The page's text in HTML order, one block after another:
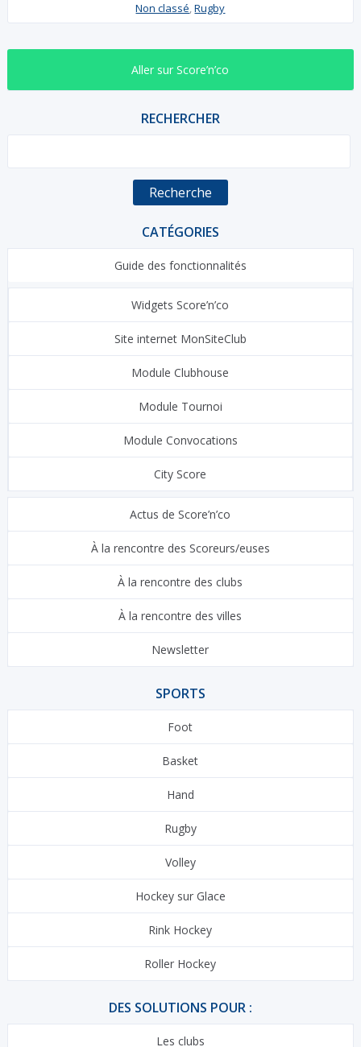
Non classé,Rugby
Aller sur Score’n’co
RECHERCHER
Recherche
CATÉGORIES
Guide des fonctionnalités
Widgets Score’n’co
Site internet MonSiteClub
Module Clubhouse
Module Tournoi
Module Convocations
City Score
Actus de Score’n’co
À la rencontre des Scoreurs/euses
À la rencontre des clubs
À la rencontre des villes
Newsletter
SPORTS
Foot
Basket
Hand
Rugby
Volley
Hockey sur Glace
Rink Hockey
Roller Hockey
DES SOLUTIONS POUR :
Les clubs